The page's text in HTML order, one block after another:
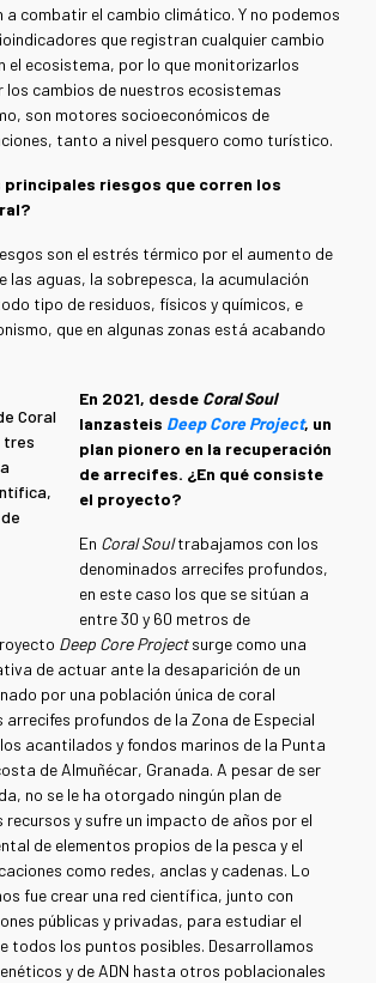
a combatir el cambio climático. Y no podemos
que registran cualquier cambio
el ecosistema, por lo que monitorizarlos
cambios de nuestros ecosistemas
son motores socioeconómicos de
tanto a nivel pesquero como turístico.
principales riesgos que corren los
son el estrés térmico por el aumento de
las aguas, la sobrepesca, la acumulación
tipo de residuos, físicos y químicos, e
que en algunas zonas está acabando
Coral
tres
En 2021, desde Coral Soul
lanzasteis Deep Core Project, un
plan pionero en la recuperación
de arrecifes. ¿En qué consiste
el proyecto?
En Coral Soultrabajamos con los
denominados arrecifes profundos,
en este caso los que se sitúan a
entre 30 y 60 metros de
Deep Core Projectsurge como una
de actuar ante la desaparición de un
por una población única de coral
arrecifes profundos de la Zona de Especial
acantilados y fondos marinos de la Punta
de Almuñécar, Granada. A pesar de ser
no se le ha otorgado ningún plan de
recursos y sufre un impacto de años por el
de elementos propios de la pesca y el
como redes, anclas y cadenas. Lo
fue crear una red científica, junto con
públicas y privadas, para estudiar el
todos los puntos posibles. Desarrollamos
y de ADN hasta otros poblacionales